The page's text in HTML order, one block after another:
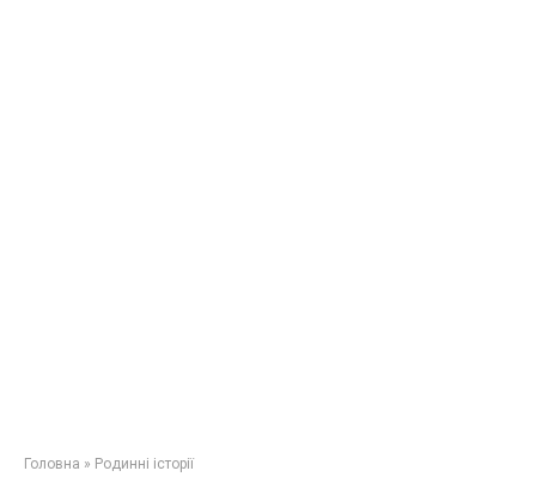
Головна » Родинні історії